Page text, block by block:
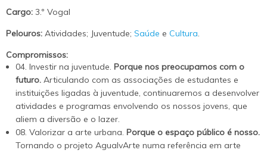
Cargo: 3.º Vogal
Pelouros: Atividades; Juventude; Saúde e Cultura.
Compromissos:
04. Investir na juventude. Porque nos preocupamos com o
futuro.Articulando com as associações de estudantes e
instituições ligadas à juventude, continuaremos a desenvolver
atividades e programas envolvendo os nossos jovens, que
aliem a diversão e o lazer.
08. Valorizar a arte urbana. Porque o espaço público é nosso.
Tornando o projeto AgualvArte numa referência em arte